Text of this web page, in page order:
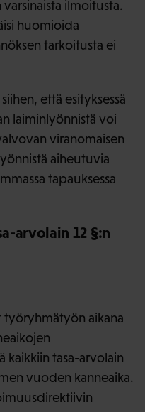
ilmoitusta.
huomioida
tarkoitusta ei
että esityksessä
laiminlyönnistä voi
viranomaisen
aiheutuvia
tapauksessa
arvolain 12 §:n
työryhmätyön aikana
kaikkiin tasa-arvolain
vuoden kanneaika.